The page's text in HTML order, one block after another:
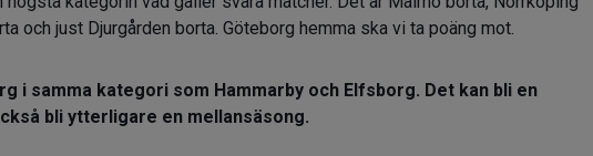
och just Djurgården borta. Göteborg hemma ska vi ta poäng mot.
i samma kategori som Hammarby och Elfsborg. Det kan bli en
bli ytterligare en mellansäsong.